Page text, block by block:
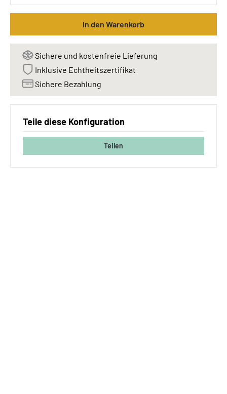
In den Warenkorb
Sichere und kostenfreie Lieferung
Inklusive Echtheitszertifikat
Sichere Bezahlung
Teile diese Konfiguration
Teilen